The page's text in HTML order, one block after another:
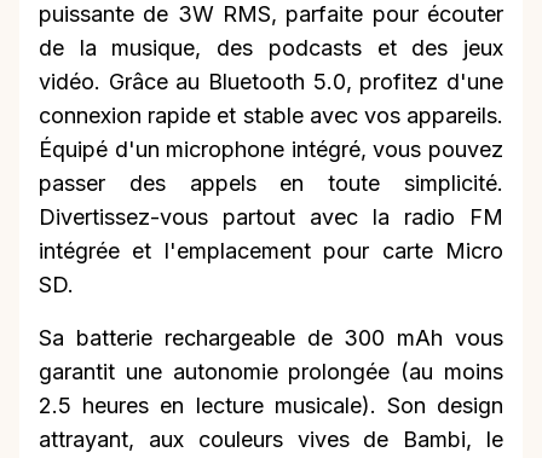
puissante de 3W RMS, parfaite pour écouter
de la musique, des podcasts et des jeux
vidéo. Grâce au Bluetooth 5.0, profitez d'une
connexion rapide et stable avec vos appareils.
Équipé d'un microphone intégré, vous pouvez
passer des appels en toute simplicité.
Divertissez-vous partout avec la radio FM
intégrée et l'emplacement pour carte Micro
SD.
Sa batterie rechargeable de 300 mAh vous
garantit une autonomie prolongée (au moins
2.5 heures en lecture musicale). Son design
attrayant, aux couleurs vives de Bambi, le